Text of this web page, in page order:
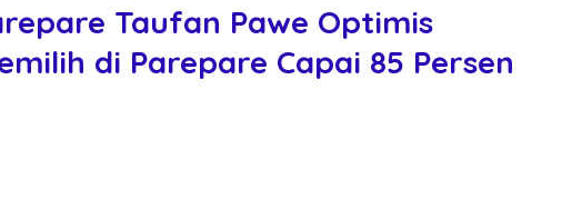
Taufan Pawe Optimis
di Parepare Capai 85 Persen